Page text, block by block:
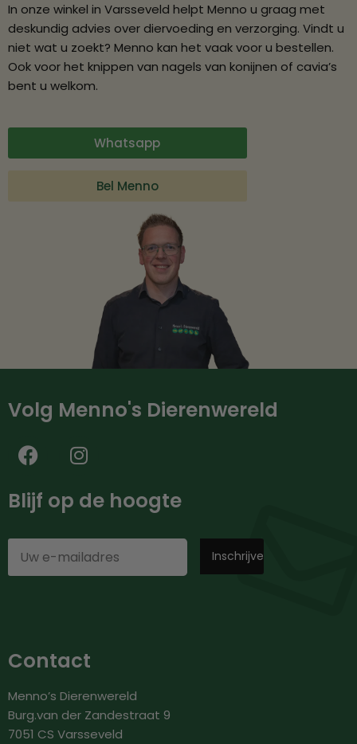
In onze winkel in Varsseveld helpt Menno u graag met
deskundig advies over diervoeding en verzorging. Vindt u
niet wat u zoekt? Menno kan het vaak voor u bestellen.
Ook voor het knippen van nagels van konijnen of cavia’s
bent u welkom.
Whatsapp
Bel Menno
Volg Menno's Dierenwereld
Blijf op de hoogte
Contact
Menno’s Dierenwereld
Burg.van der Zandestraat 9
7051 CS Varsseveld